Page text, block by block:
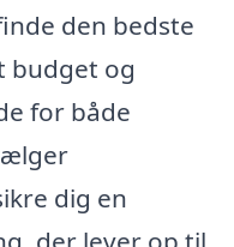
den bedste
budget og
for både
dig en